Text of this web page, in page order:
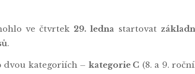
ve čtvrtek 29. ledna startovat
.
dvou kategoriích – kategorie C (8. a 9.